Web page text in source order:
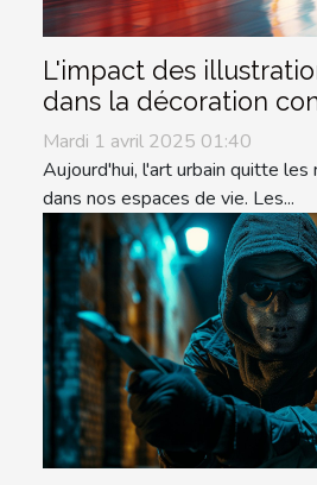
L'impact des
dans la décoration
Mardi 1 avril 2025 01:40
Aujourd'hui, l'art urbain quitte les
dans nos espaces de vie. Les...